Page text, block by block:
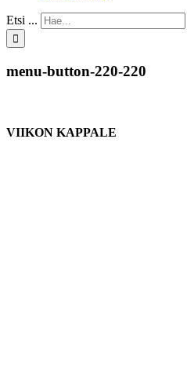
Etsi ...
menu-button-220-220
VIIKON KAPPALE